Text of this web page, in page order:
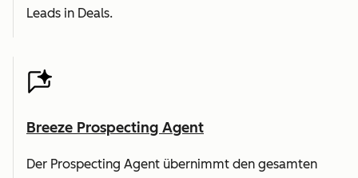
Leads in Deals.
Breeze Prospecting Agent
Der Prospecting Agent übernimmt den gesamten